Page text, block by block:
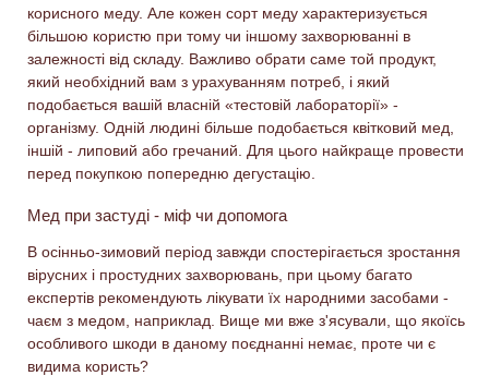
корисного меду. Але кожен сорт меду характеризується
більшою користю при тому чи іншому захворюванні в
залежності від складу. Важливо обрати саме той продукт,
який необхідний вам з урахуванням потреб, і який
подобається вашій власній «тестовій лабораторії» -
організму. Одній людині більше подобається квітковий мед,
іншій - липовий або гречаний. Для цього найкраще провести
перед покупкою попередню дегустацію.
Мед при застуді - міф чи допомога
В осінньо-зимовий період завжди спостерігається зростання
вірусних і простудних захворювань, при цьому багато
експертів рекомендують лікувати їх народними засобами -
чаєм з медом, наприклад. Вище ми вже з'ясували, що якоїсь
особливого шкоди в даному поєднанні немає, проте чи є
видима користь?